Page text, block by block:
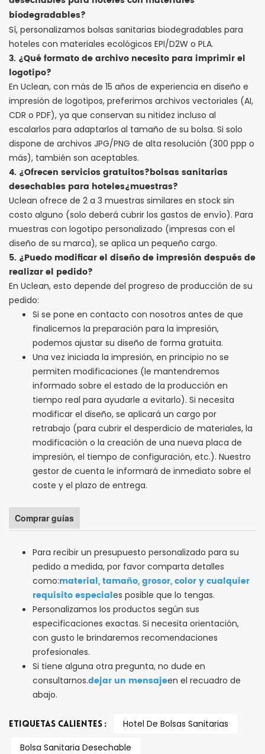
biodegradables?
Sí, personalizamos bolsas sanitarias biodegradables para
hoteles con materiales ecológicos EPI/D2W o PLA.
3. ¿Qué formato de archivo necesito para imprimir el
logotipo?
En Uclean, con más de 15 años de experiencia en diseño e
impresión de logotipos, preferimos archivos vectoriales (AI,
CDR o PDF), ya que conservan su nitidez incluso al
escalarlos para adaptarlos al tamaño de su bolsa. Si solo
dispone de archivos JPG/PNG de alta resolución (300 ppp o
más), también son aceptables.
4. ¿Ofrecen servicios gratuitos?bolsas sanitarias
desechables para hoteles¿muestras?
Uclean ofrece de 2 a 3 muestras similares en stock sin
costo alguno (solo deberá cubrir los gastos de envío). Para
muestras con logotipo personalizado (impresas con el
diseño de su marca), se aplica un pequeño cargo.
5. ¿Puedo modificar el diseño de impresión después de
realizar el pedido?
En Uclean, esto depende del progreso de producción de su
pedido:
Si se pone en contacto con nosotros antes de que
finalicemos la preparación para la impresión,
podemos ajustar su diseño de forma gratuita.
Una vez iniciada la impresión, en principio no se
permiten modificaciones (le mantendremos
informado sobre el estado de la producción en
tiempo real para ayudarle a evitarlo). Si necesita
modificar el diseño, se aplicará un cargo por
retrabajo (para cubrir el desperdicio de materiales, la
modificación o la creación de una nueva placa de
impresión, el tiempo de configuración, etc.). Nuestro
gestor de cuenta le informará de inmediato sobre el
coste y el plazo de entrega.
Comprar guías
Para recibir un presupuesto personalizado para su
pedido a medida, por favor comparta detalles
como:material, tamaño, grosor, color y cualquier
requisito especiales posible que lo tengas.
Personalizamos los productos según sus
especificaciones exactas. Si necesita orientación,
con gusto le brindaremos recomendaciones
profesionales.
Si tiene alguna otra pregunta, no dude en
consultarnos.dejar un mensajeen el recuadro de
abajo.
ETIQUETAS CALIENTES :
Hotel De Bolsas Sanitarias
Bolsa Sanitaria Desechable